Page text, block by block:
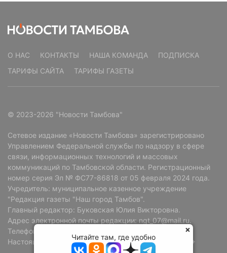
О НАС КОНТАКТЫ НАША КОМАНДА
ПОДПИСКА
ТАРИФЫ САЙТА
ТАРИФЫ ГАЗЕТЫ
© 2023-2026 "Новости Тамбова"
Сетевое издание «Новости Тамбова» зарегистрировано
Управлением Федеральной службы по надзору в сфере
связи, информационных технологий и массовых
коммуникаций по Тамбовской области. Регистрационный
номер серия Эл № ФС77-86818 от 05 февраля 2024 года.
Учредитель: муниципальное казенное учреждение
"Редакция газеты "Наш город Тамбов".
Главный редактор: Буковская Юлия Викторовна.
Адрес электронной почты редакции: ngt_07@mail.ru.
Телефон редакции: +7 (4752) 72-69-37.
Настоящий ресурс может содержать материалы 18+
Читайте там, где удобно